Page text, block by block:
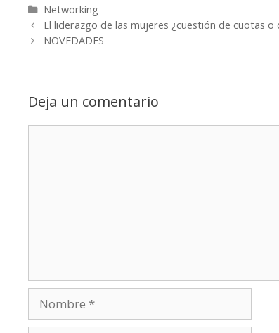
Networking
El liderazgo de las mujeres ¿cuestión de cuotas
NOVEDADES
Deja un comentario